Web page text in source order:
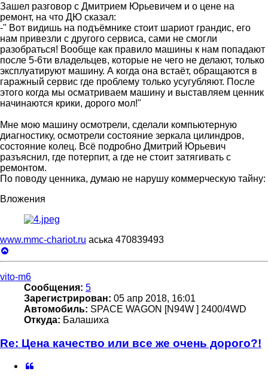
Зашел разговор с Дмитрием Юрьевичем и о цене на
ремонт, на что ДЮ сказал:
-" Вот видишь на подъёмнике стоит шариот грандис, его
нам привезли с другого сервиса, сами не смогли
разобраться! Вообще как правило машины к нам попадают
после 5-6ти владельцев, которые не чего не делают, только
эксплуатируют машину. А когда она встаёт, обращаются в
гаражный сервис где проблему только усугубляют. После
этого когда мы осматриваем машину и выставляем ценник
начинаются крики, дорого мол!"
Мне мою машину осмотрели, сделали компьютерную
диагностику, осмотрели состояние зеркала цилиндров,
состояние колец. Всё подробно Дмитрий Юрьевич
разъяснил, где потерпит, а где не стоит затягивать с
ремонтом.
По поводу ценника, думаю не нарушу коммерческую тайну:
Вложения
www.mmc-chariot.ru аська 470839493
к
началу
vito-m6
Сообщения: 5
Зарегистрирован: 05 апр 2018, 16:01
Автомобиль: SPACE WAGON [N94W ] 2400/4WD
Откуда: Балашиха
Re: Цена качество или все же очень дорого?!